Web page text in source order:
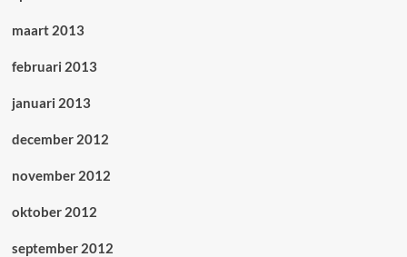
maart 2013
februari 2013
januari 2013
december 2012
november 2012
oktober 2012
september 2012